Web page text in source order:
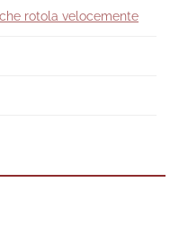
rotola velocemente